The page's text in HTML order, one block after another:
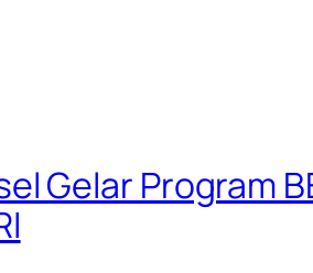
Gelar Program